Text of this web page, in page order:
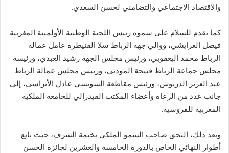
والاقتصاد الاجتماعي والتضامني لحسن السعدي.
كما تقدم للسلام على سموه رئيس اللجنة الوطنية الأولمبية المغربية
فيصل العرايشي، ووالي جهة الرباط سلا القنيطرة عامل عمالة
الرباط محمد اليعقوبي، ورئيس مجلس الجهة رشيد العبدي، ورئيسة
مجلس جماعة الرباط فتيحة المودني، ورئيس مجلس عمالة الرباط
عبد العزيز الدريوش، ورئيس مقاطعة السويسي عادل الأتراسي، إلى
جانب عدد من الرعاة وأعضاء المكتب الفيدرالي للجامعة الملكية
المغربية للفروسية.
وبعد ذلك، التحق صاحب السمو الملكي بخيمة الشرف، حيث تابع
أطوار النهائي الخاص بالدورة الخامسة والعشرين لجائزة الحسن